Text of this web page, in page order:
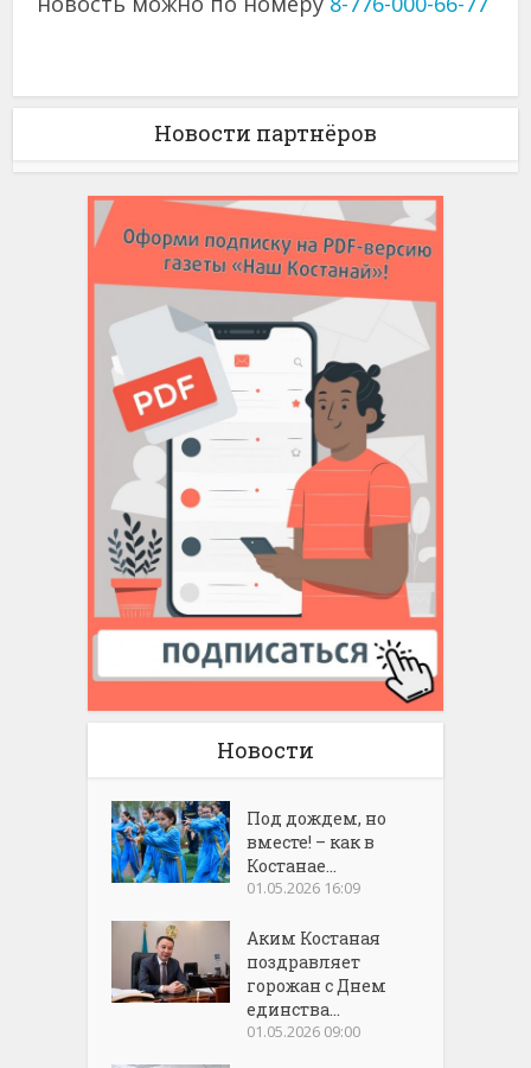
Новости партнёров
Новости
Под дождем, но
вместе! – как в
Костанае...
01.05.2026 16:09
Аким Костаная
поздравляет
горожан с Днем
единства...
01.05.2026 09:00